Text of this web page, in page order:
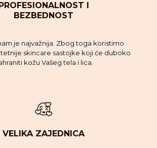
I
BEZBEDNOST
je najvažnija. Zbog toga koristimo
skincare sastojke koji će duboko
kožu Vašeg tela i lica.
VELIKA ZAJEDNICA